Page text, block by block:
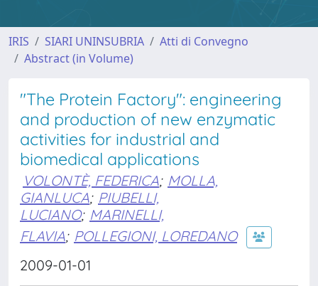
IRIS SIARI UNINSUBRIA
Atti di Convegno
Abstract (in Volume)
"The Protein Factory": engineering
and production of new enzymatic
activities for industrial and
biomedical applications
VOLONTÈ, FEDERICA; MOLLA,
GIANLUCA; PIUBELLI,
LUCIANO; MARINELLI,
FLAVIA; POLLEGIONI, LOREDANO
2009-01-01